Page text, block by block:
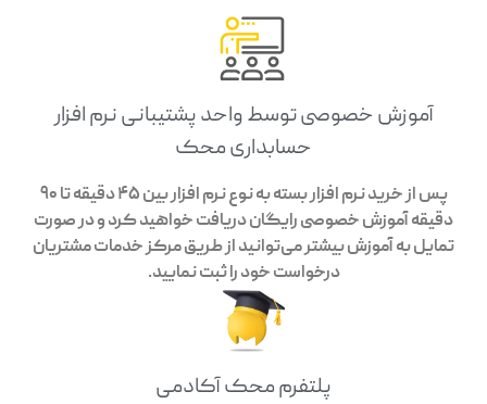
آموزش خصوصی توسط واحد پشتیبانی نرم افزار
حسابداری محک
پس از خرید نرم افزار بسته به نوع نرم افزار بین 45 دقیقه تا 90
دقیقه آموزش خصوصی رایگان دریافت خواهید کرد و در صورت
تمایل به آموزش بیشتر می‌توانید از طریق مرکز خدمات مشتریان
درخواست خود را ثبت نمایید.
پلتفرم محک آکادمی